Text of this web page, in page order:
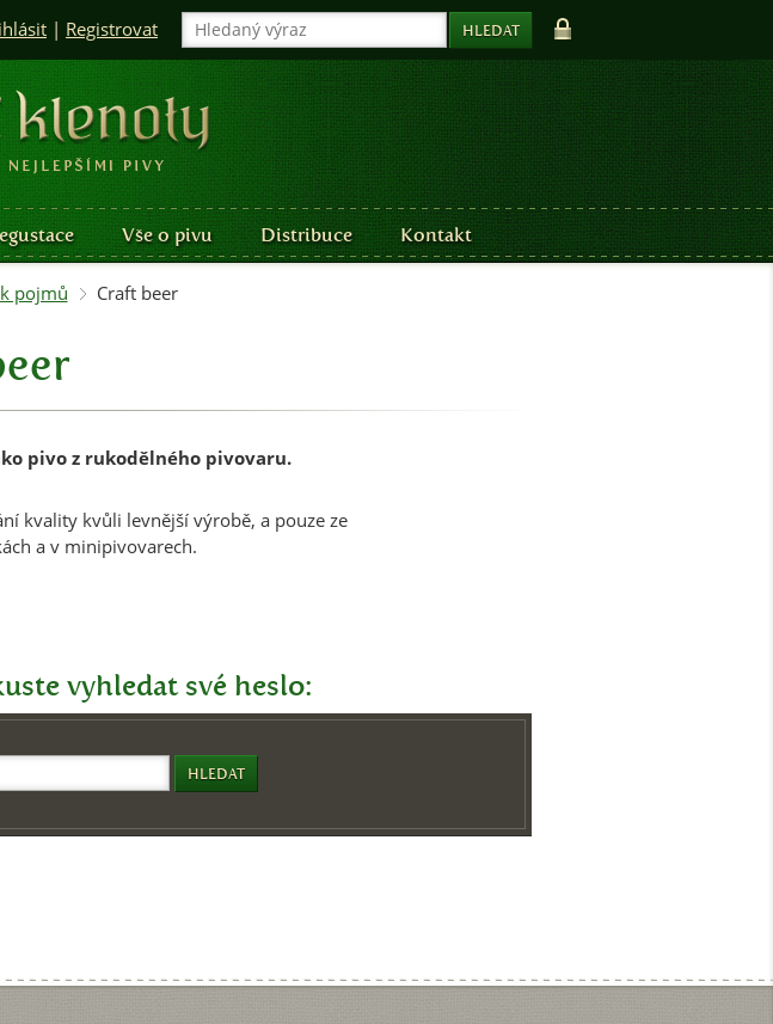
Vše o pivu Distribuce Kontakt
| Registrovat
pojmů Craft beer
pivo z rukodělného pivovaru.
kvality kvůli levnější výrobě, a pouze ze
a v minipivovarech.
vyhledat své heslo: